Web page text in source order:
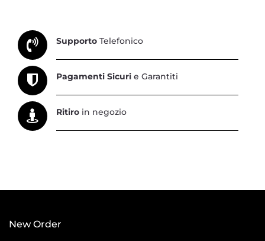
Supporto Telefonico
Pagamenti Sicuri e Garantiti
Ritiro in negozio
New Order